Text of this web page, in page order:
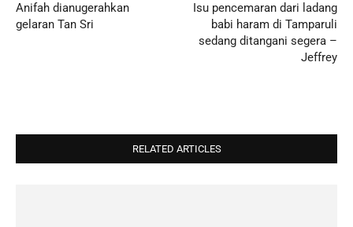
Anifah dianugerahkan
gelaran Tan Sri
Isu pencemaran dari ladang
babi haram di Tamparuli
sedang ditangani segera –
Jeffrey
RELATED ARTICLES